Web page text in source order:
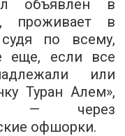
объявлен в
проживает в
по всему,
еще, если все
или
Туран Алем»,
— через
офшорки.